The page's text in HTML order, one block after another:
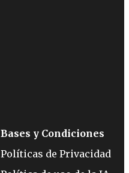
Bases y Condiciones
Políticas de Privacidad